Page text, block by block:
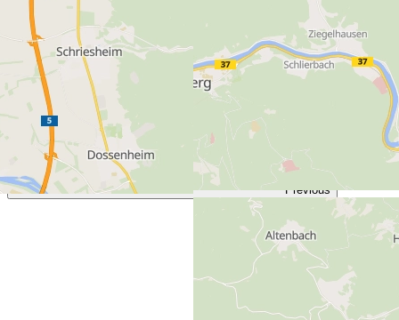
Theaterstraße 10
69117 Heidelberg (Deutschland)
Previous